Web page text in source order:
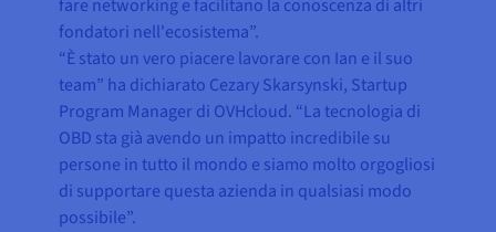
fare networking e facilitano la conoscenza di altri
fondatori nell'ecosistema”.
“È stato un vero piacere lavorare con Ian e il suo
team” ha dichiarato Cezary Skarsynski, Startup
Program Manager di OVHcloud. “La tecnologia di
OBD sta già avendo un impatto incredibile su
persone in tutto il mondo e siamo molto orgogliosi
di supportare questa azienda in qualsiasi modo
possibile”.